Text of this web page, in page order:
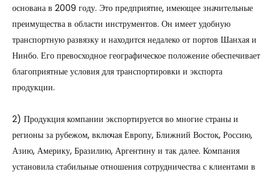
основана в 2009 году. Это предприятие, имеющее значительные
преимущества в области инструментов. Он имеет удобную
транспортную развязку и находится недалеко от портов Шанхая и
Нинбо. Его превосходное географическое положение обеспечивает
благоприятные условия для транспортировки и экспорта
продукции.
2) Продукция компании экспортируется во многие страны и
регионы за рубежом, включая Европу, Ближний Восток, Россию,
Азию, Америку, Бразилию, Аргентину и так далее. Компания
установила стабильные отношения сотрудничества с клиентами в